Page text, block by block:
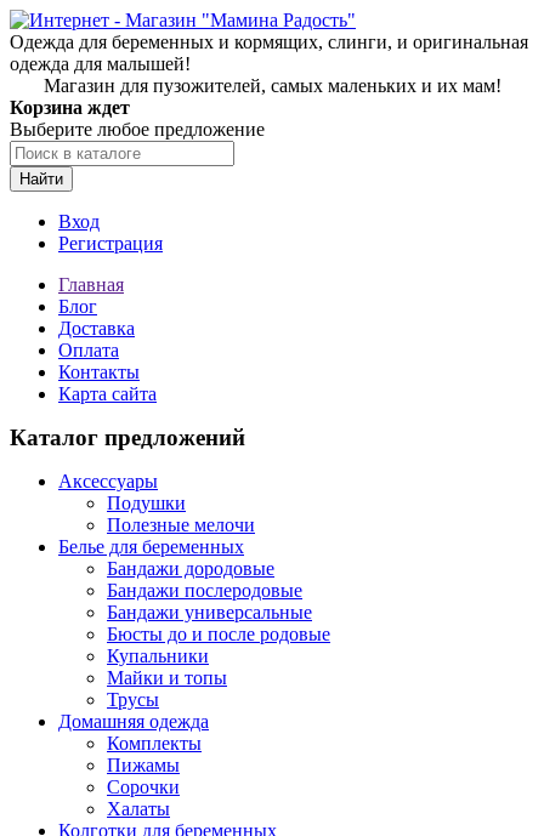
Одежда для беременных и кормящих, слинги, и оригинальная
одежда для малышей!
Магазин для пузожителей, самых маленьких и их мам!
Корзина ждет
Выберите любое предложение
Найти
Вход
Регистрация
Главная
Блог
Доставка
Оплата
Контакты
Карта сайта
Каталог предложений
Аксессуары
Подушки
Полезные мелочи
Белье для беременных
Бандажи дородовые
Бандажи послеродовые
Бандажи универсальные
Бюсты до и после родовые
Купальники
Майки и топы
Трусы
Домашняя одежда
Комплекты
Пижамы
Сорочки
Халаты
Колготки для беременных